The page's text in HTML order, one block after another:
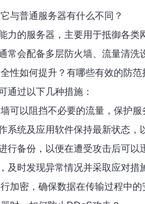
与普通服务器有什么不同？
力的服务器，主要用于抵御各
常会配备多层防火墙、流量清
性如何提升？有哪些有效的防范
通过以下几种措施：
可以阻挡不必要的流量，保护服
系统及应用软件保持最新状态，
行备份，以便在遭受攻击后可以
及时发现异常情况并采取应对措
加密，确保数据在传输过程中的